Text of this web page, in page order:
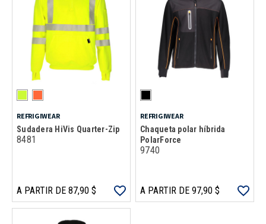
REFRIGIWEAR
Sudadera HiVis Quarter-Zip
8481
A PARTIR DE 87,90 $
REFRIGIWEAR
Chaqueta polar híbrida
PolarForce
9740
A PARTIR DE 97,90 $